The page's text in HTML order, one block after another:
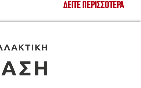
ΔΕΊΤΕ ΠΕΡΙΣΣΌΤΕΡΑ